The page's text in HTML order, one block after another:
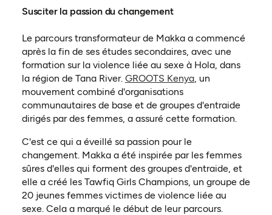
Susciter la passion du changement
Le parcours transformateur de Makka a commencé
après la fin de ses études secondaires, avec une
formation sur la violence liée au sexe à Hola, dans
la région de Tana River. GROOTS Kenya(ouvre dans un
, un
mouvement combiné d'organisations
communautaires de base et de groupes d'entraide
dirigés par des femmes, a assuré cette formation.
C'est ce qui a éveillé sa passion pour le
changement. Makka a été inspirée par les femmes
sûres d'elles qui forment des groupes d'entraide, et
elle a créé les Tawfiq Girls Champions, un groupe de
20 jeunes femmes victimes de violence liée au
sexe. Cela a marqué le début de leur parcours.